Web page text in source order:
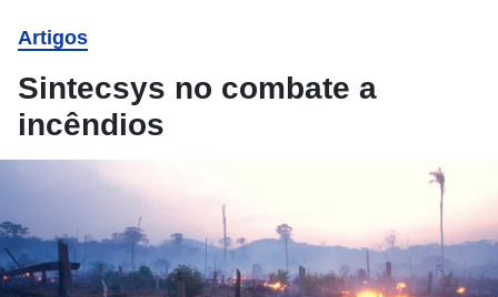
Artigos
Sintecsys no combate a
incêndios